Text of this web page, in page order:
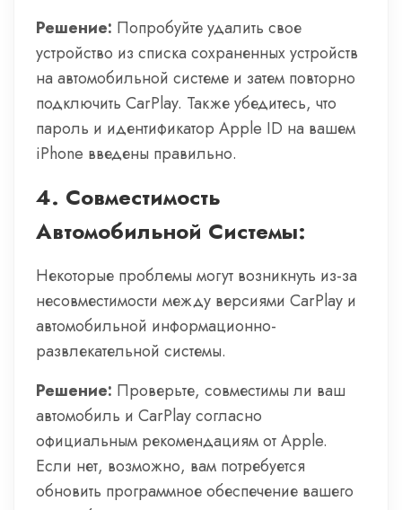
Решение: Попробуйте удалить свое
устройство из списка сохраненных устройств
на автомобильной системе и затем повторно
подключить CarPlay. Также убедитесь, что
пароль и идентификатор Apple ID на вашем
iPhone введены правильно.
4. Совместимость
Автомобильной Системы:
Некоторые проблемы могут возникнуть из-за
несовместимости между версиями CarPlay и
автомобильной информационно-
развлекательной системы.
Решение: Проверьте, совместимы ли ваш
автомобиль и CarPlay согласно
официальным рекомендациям от Apple.
Если нет, возможно, вам потребуется
обновить программное обеспечение вашего